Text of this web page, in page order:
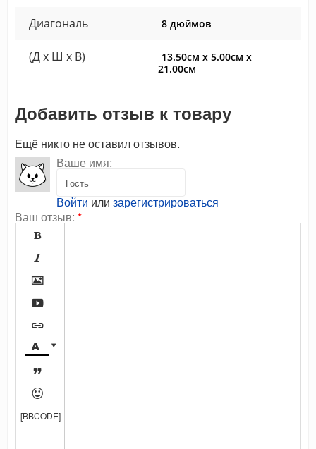
Диагональ 8 дюймов
(Д x Ш x В)
13.50см x 5.00см x
21.00см
Добавить отзыв к товару
Ещё никто не оставил отзывов.
Ваше имя:
Войти или зарегистрироваться
Ваш отзыв: *









[BBCODE]